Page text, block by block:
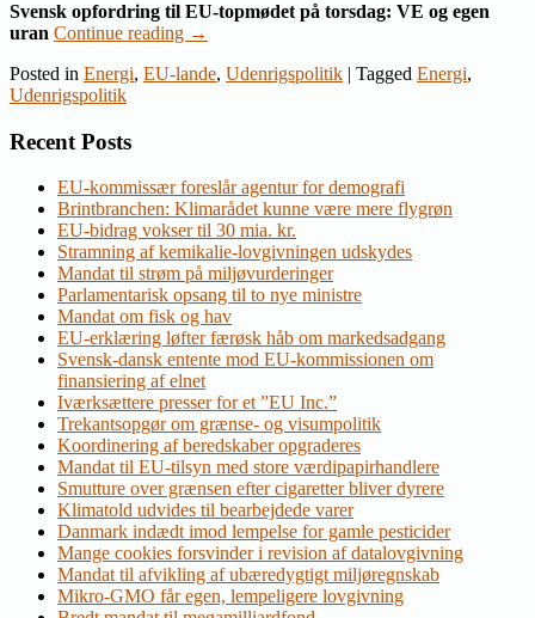
Svensk opfordring til EU-topmødet på torsdag: VE og egen
uran Continue reading →
Posted in Energi, EU-lande, Udenrigspolitik | Tagged Energi,
Udenrigspolitik
Recent Posts
EU-kommissær foreslår agentur for demografi
Brintbranchen: Klimarådet kunne være mere flygrøn
EU-bidrag vokser til 30 mia. kr.
Stramning af kemikalie-lovgivningen udskydes
Mandat til strøm på miljøvurderinger
Parlamentarisk opsang til to nye ministre
Mandat om fisk og hav
EU-erklæring løfter færøsk håb om markedsadgang
Svensk-dansk entente mod EU-kommissionen om
finansiering af elnet
Iværksættere presser for et ”EU Inc.”
Trekantsopgør om grænse- og visumpolitik
Koordinering af beredskaber opgraderes
Mandat til EU-tilsyn med store værdipapirhandlere
Smutture over grænsen efter cigaretter bliver dyrere
Klimatold udvides til bearbejdede varer
Danmark indædt imod lempelse for gamle pesticider
Mange cookies forsvinder i revision af datalovgivning
Mandat til afvikling af ubæredygtigt miljøregnskab
Mikro-GMO får egen, lempeligere lovgivning